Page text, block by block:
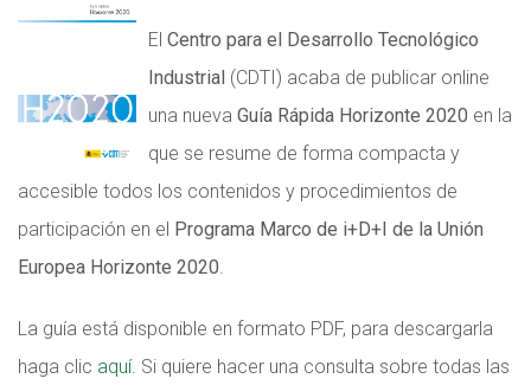
El Centro para el Desarrollo Tecnológico
Industrial (CDTI) acaba de publicar online
una nueva Guía Rápida Horizonte 2020 en la
que se resume de forma compacta y
accesible todos los contenidos y procedimientos de
participación en el Programa Marco de i+D+I de la Unión
Europea Horizonte 2020.
La guía está disponible en formato PDF, para descargarla
haga clic aquí. Si quiere hacer una consulta sobre todas las